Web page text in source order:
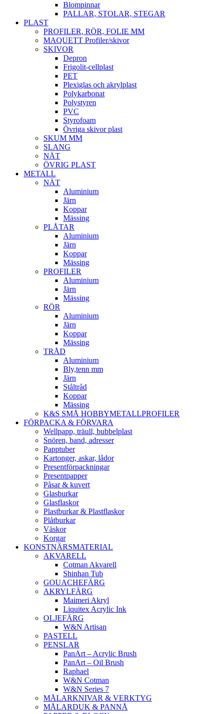
Blompinnar
PALLAR, STOLAR, STEGAR
PLAST
PROFILER, RÖR, FOLIE MM
MAQUETT Profiler/skivor
SKIVOR
Depron
Frigolit-cellplast
PET
Plexiglas och akrylplast
Polykarbonat
Polystyren
PVC
Styrofoam
Övriga skivor plast
SKUM MM
SLANG
NÄT
ÖVRIG PLAST
METALL
NÄT
Aluminium
Järn
Koppar
Mässing
PLÅTAR
Aluminium
Järn
Koppar
Mässing
PROFILER
Aluminium
Järn
Mässing
RÖR
Aluminium
Järn
Koppar
Mässing
TRÅD
Aluminium
Bly,tenn mm
Järn
Ståltråd
Koppar
Mässing
K&S SMÅ HOBBYMETALLPROFILER
FÖRPACKA & FÖRVARA
Wellpapp, träull, bubbelplast
Snören, band, adresser
Papptuber
Kartonger, askar, lådor
Presentförpackningar
Presentpapper
Påsar & kuvert
Glasburkar
Glasflaskor
Plastburkar & Plastflaskor
Plåtburkar
Väskor
Korgar
KONSTNÄRSMATERIAL
AKVARELL
Cotman Akvarell
Shinhan Tub
GOUACHEFÄRG
AKRYLFÄRG
Maimeri Akryl
Liquitex Acrylic Ink
OLJEFÄRG
W&N Artisan
PASTELL
PENSLAR
PanArt – Acrylic Brush
PanArt – Oil Brush
Raphael
W&N Cotman
W&N Series 7
MÅLARKNIVAR & VERKTYG
MÅLARDUK & PANNÅ